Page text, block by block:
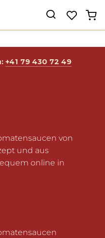
+41 79 430 72 49
von
und aus
online in